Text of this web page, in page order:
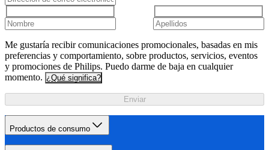
Me gustaría recibir comunicaciones promocionales, basadas en mis
preferencias y comportamiento, sobre productos, servicios, eventos
y promociones de Philips. Puedo darme de baja en cualquier
momento. ¿Qué significa?
Enviar
Productos de consumo